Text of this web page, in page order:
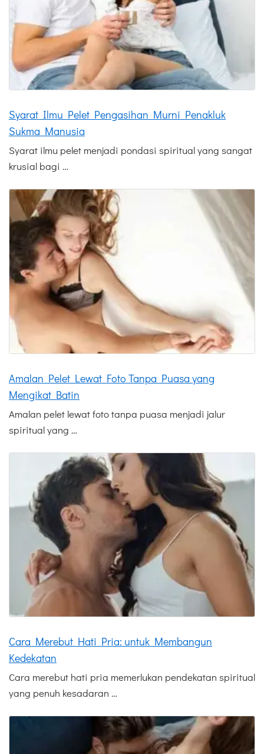
Syarat Ilmu Pelet Pengasihan Murni Penakluk
Sukma Manusia
Syarat ilmu pelet menjadi pondasi spiritual yang sangat
krusial bagi …
Amalan Pelet Lewat Foto Tanpa Puasa yang
Mengikat Batin
Amalan pelet lewat foto tanpa puasa menjadi jalur
spiritual yang …
Cara Merebut Hati Pria: untuk Membangun
Kedekatan
Cara merebut hati pria memerlukan pendekatan spiritual
yang penuh kesadaran …